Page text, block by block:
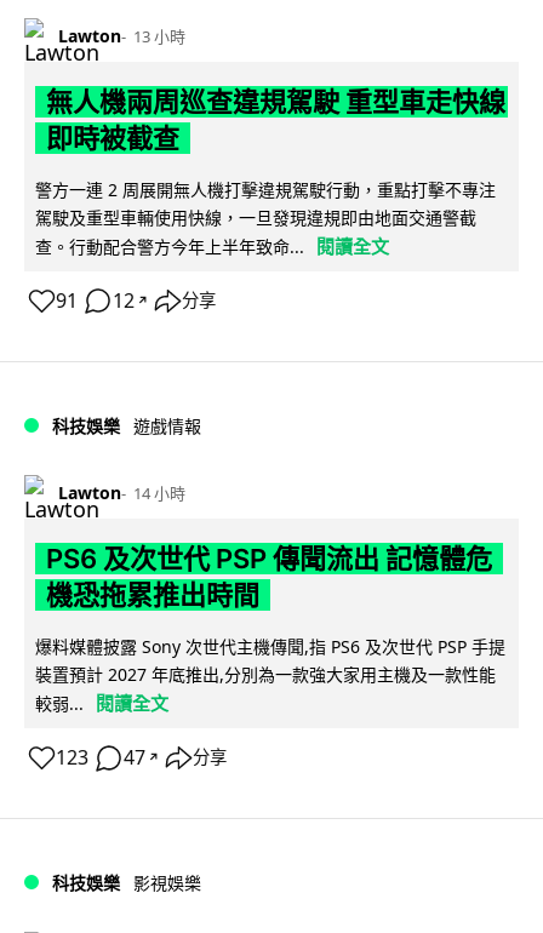
Lawton 13 小時
無人機兩周巡查違規駕駛 重型車走快線
即時被截查
警方一連 2 周展開無人機打擊違規駕駛行動，重點打擊不專注
駕駛及重型車輛使用快線，一旦發現違規即由地面交通警截
查。行動配合警方今年上半年致命...
閱讀全文
91 12 ↗ 分享
科技娛樂 遊戲情報
Lawton 14 小時
PS6 及次世代 PSP 傳聞流出 記憶體危
機恐拖累推出時間
爆料媒體披露 Sony 次世代主機傳聞,指 PS6 及次世代 PSP 手提
裝置預計 2027 年底推出,分別為一款強大家用主機及一款性能
較弱...
閱讀全文
123 47 ↗ 分享
科技娛樂 影視娛樂